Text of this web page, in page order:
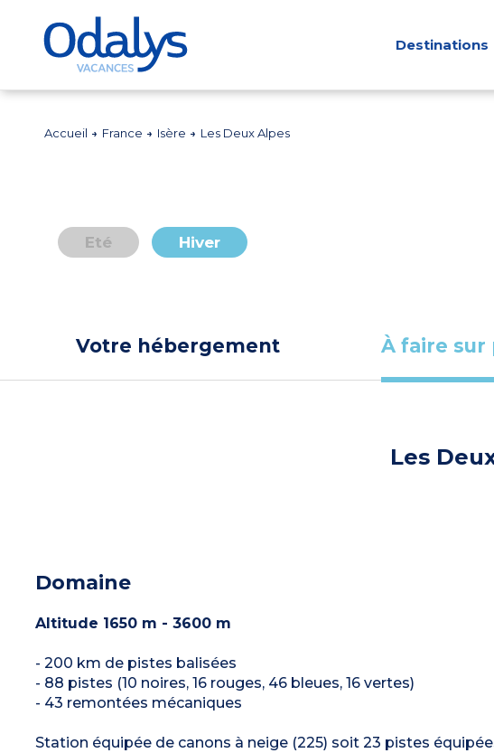
Destinations
Accueil France Isère Les Deux Alpes
Eté Hiver
Votre hébergement À faire sur
Les
Domaine
Altitude 1650 m - 3600 m
- 200 km de pistes balisées
- 88 pistes (10 noires, 16 rouges, 46 bleues, 16 vertes)
- 43 remontées mécaniques
Station équipée de canons à neige (225) soit 23 pistes